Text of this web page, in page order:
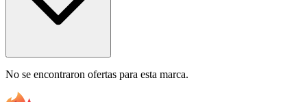
No se encontraron ofertas para esta marca.